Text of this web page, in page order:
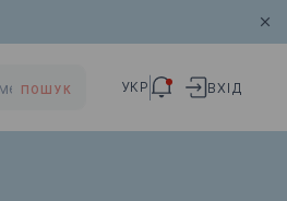
ПОШУК УКР ВХІД